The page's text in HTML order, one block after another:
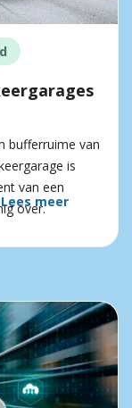
bufferruime van
is
van een
over.
Lees meer